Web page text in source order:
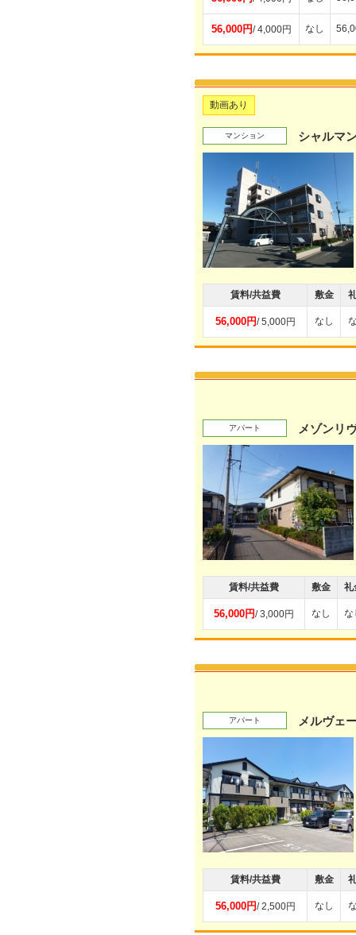
56,000円/ 4,000円 なし
動画あり
マンション シャルマ
賃料/共益費 敷金
56,000円/ 5,000円 なし
アパート メゾンリ
賃料/共益費 敷金 礼
56,000円/ 3,000円 なし な
アパート メルヴェ
賃料/共益費 敷金
56,000円/ 2,500円 なし